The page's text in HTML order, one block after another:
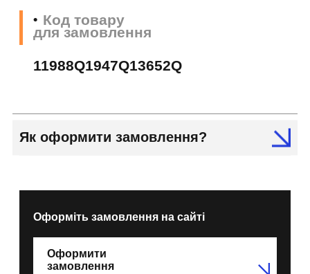
Код товару
для замовлення
11988Q1947Q13652Q
Як оформити замовлення?
Оформіть замовлення на сайті
Оформити
замовлення